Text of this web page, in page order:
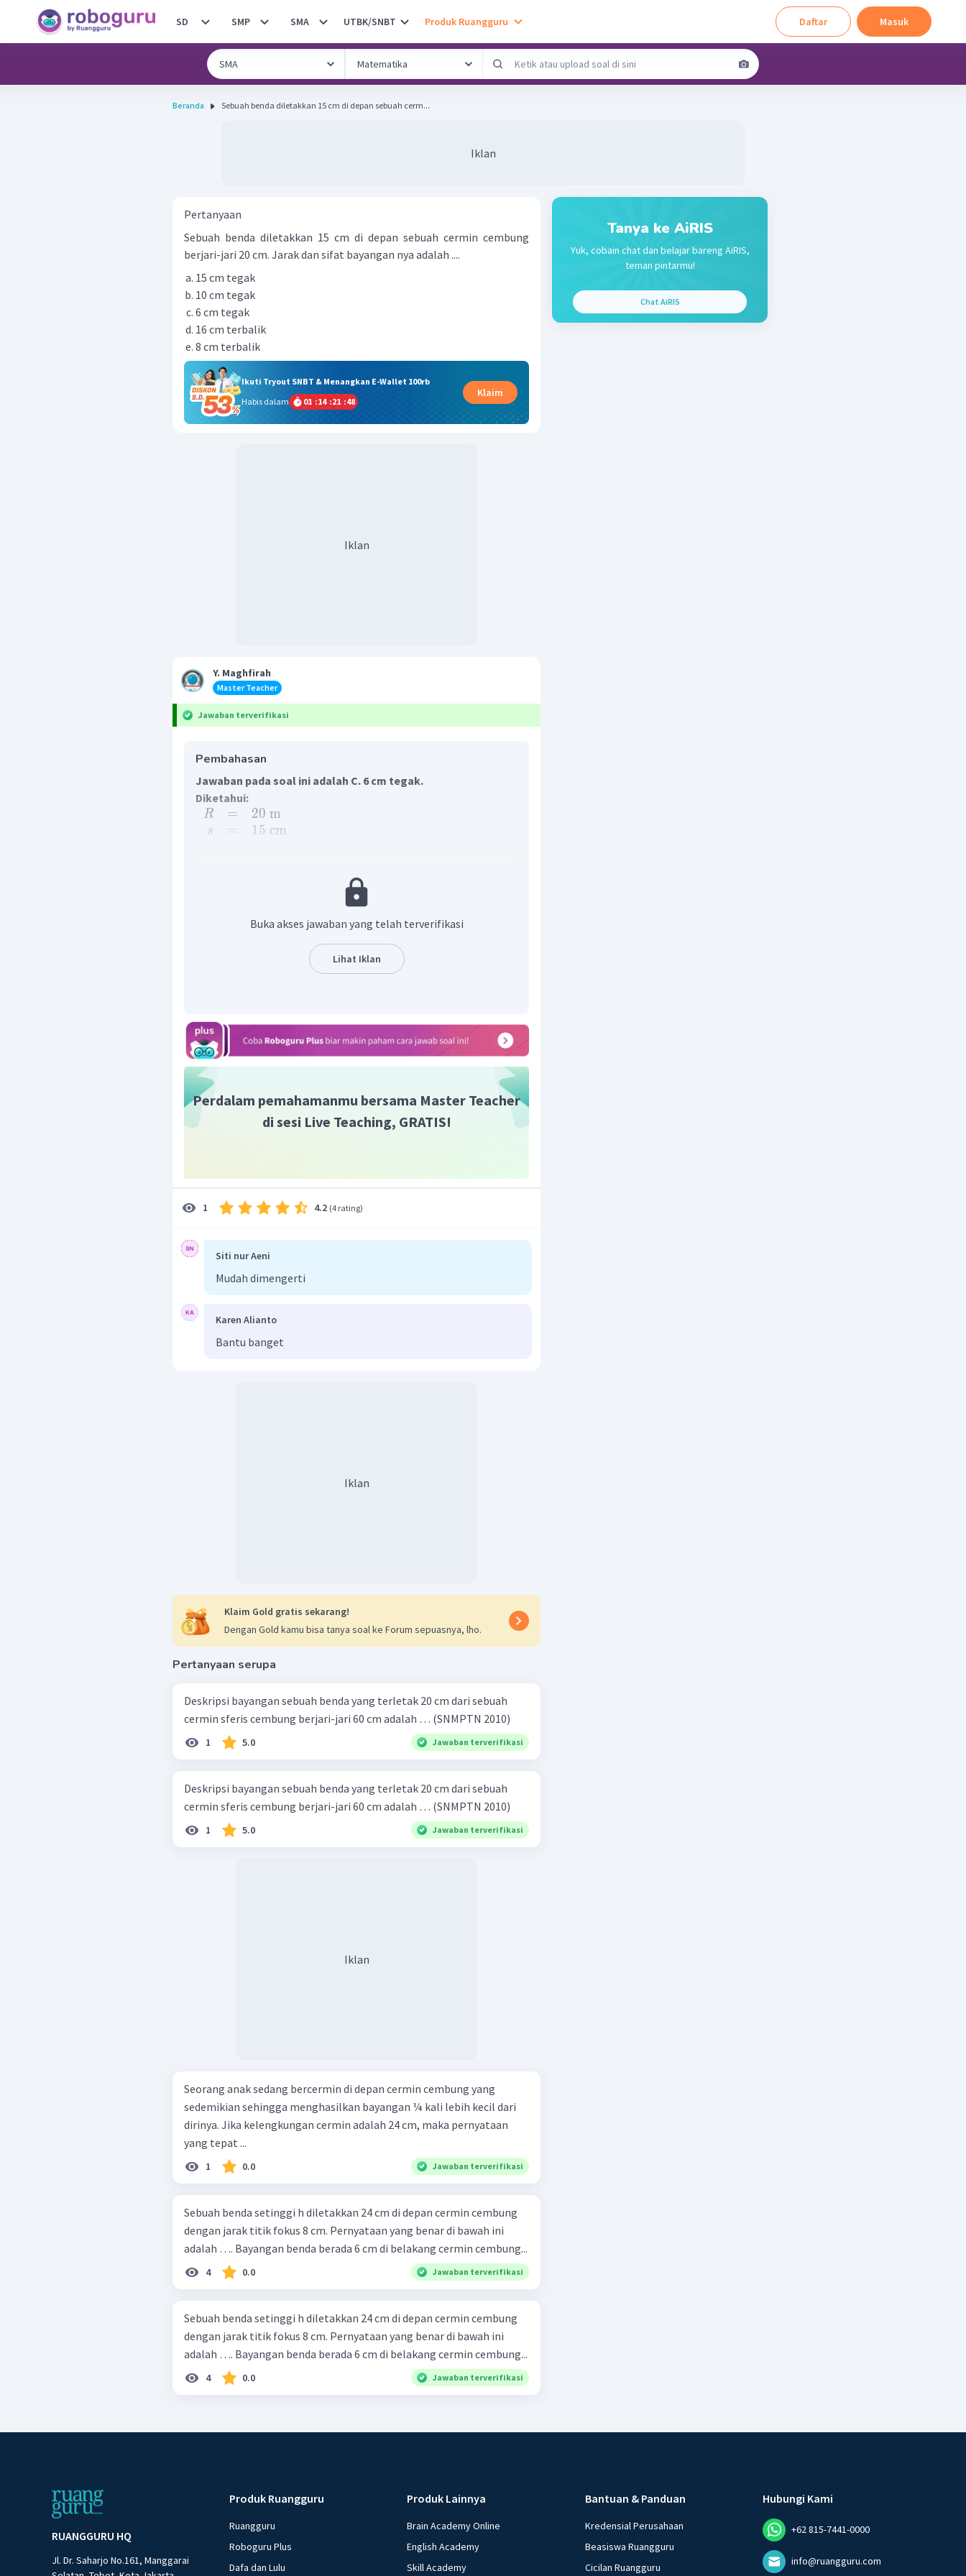
SD SMP SMA UTBK/SNBT Produk Ruangguru Daftar Masuk
Beranda Sebuah benda diletakkan 15 cm di depan sebuah cerm...
Iklan
Pertanyaan
Sebuah benda diletakkan 15 cm di depan sebuah cermin cembung
berjari-jari 20 cm. Jarak dan sifat bayangan nya adalah ....
15 cm tegak
10 cm tegak
6 cm tegak
16 cm terbalik
8 cm terbalik
Ikuti Tryout SNBT & Menangkan E-Wallet 100rb
Habis dalam
01 :14 :21 :47
Klaim
Iklan
Y. Maghfirah
Master Teacher
Jawaban terverifikasi
Pembahasan
Jawaban pada soal ini adalah C. 6 cm tegak.
Diketahui:
R
s
=
=
20 m
15 cm
Cermin cembung adalah cermin yang permukaannya cembung
dan bersifat divergen (menyebarkan sinar). Karena benda
terletak di antara
fokus dan jari jari
, bayangan yang terbentuk
Maya, tegak dan diperkecil
s
=
=
−6 cm
Oleh karena itu, bayangannya adalah 6 cm tegak. Jawaban
yang tepat adalah C.
Buka akses jawaban yang telah terverifikasi
Lihat Iklan
Perdalam pemahamanmu bersama Master Teacher
di sesi Live Teaching, GRATIS!
1 4.2 (4 rating)
Siti nur Aeni
Mudah dimengerti
Karen Alianto
Bantu banget
Iklan
Klaim Gold gratis sekarang!
Dengan Gold kamu bisa tanya soal ke Forum sepuasnya, lho.
Pertanyaan serupa
Deskripsi bayangan sebuah benda yang terletak 20 cm dari sebuah
cermin sferis cembung berjari-jari 60 cm adalah … (SNMPTN 2010)
1 5.0 Jawaban terverifikasi
Deskripsi bayangan sebuah benda yang terletak 20 cm dari sebuah
cermin sferis cembung berjari-jari 60 cm adalah … (SNMPTN 2010)
1 5.0 Jawaban terverifikasi
Iklan
Seorang anak sedang bercermin di depan cermin cembung yang
sedemikian sehingga menghasilkan bayangan ¼ kali lebih kecil dari
dirinya. Jika kelengkungan cermin adalah 24 cm, maka pernyataan
yang tepat ...
1 0.0 Jawaban terverifikasi
Sebuah benda setinggi h diletakkan 24 cm di depan cermin cembung
dengan jarak titik fokus 8 cm. Pernyataan yang benar di bawah ini
adalah …. Bayangan benda berada 6 cm di belakang cermin cembung...
4 0.0 Jawaban terverifikasi
Sebuah benda setinggi h diletakkan 24 cm di depan cermin cembung
dengan jarak titik fokus 8 cm. Pernyataan yang benar di bawah ini
adalah …. Bayangan benda berada 6 cm di belakang cermin cembung...
4 0.0 Jawaban terverifikasi
Tanya ke AiRIS
Yuk, cobain chat dan belajar bareng AiRIS,
teman pintarmu!
Chat AiRIS
RUANGGURU HQ
Jl. Dr. Saharjo No.161, Manggarai
Produk Ruangguru
Ruangguru
Roboguru Plus
Dafa dan Lulu
Produk Lainnya
Brain Academy Online
English Academy
Skill Academy
Bantuan & Panduan
Kredensial Perusahaan
Beasiswa Ruangguru
Cicilan Ruangguru
Hubungi Kami
+62 815-7441-0000
info@ruangguru.com